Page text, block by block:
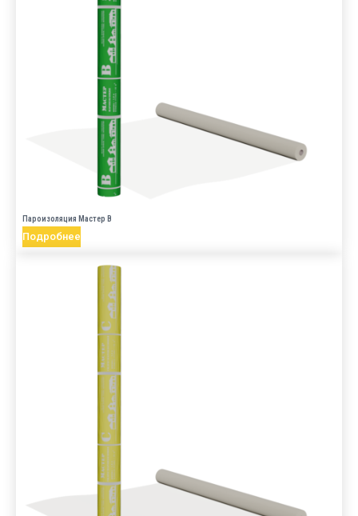
Пароизоляция Мастер B
Подробнее